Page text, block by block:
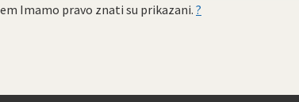
Imamo pravo znati su prikazani. ?